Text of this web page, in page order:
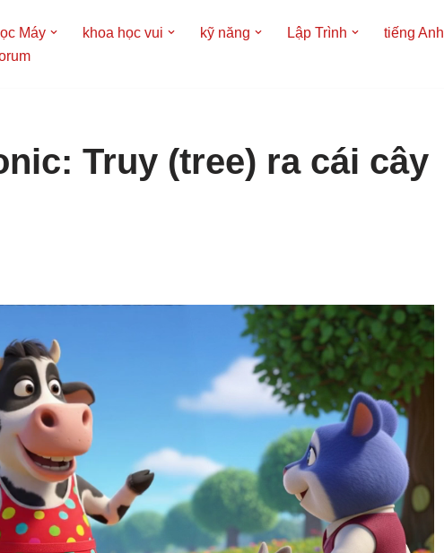
Máy khoa học vui kỹ năng Lập Trình tiếng Anh
Truy (tree) ra cái cây